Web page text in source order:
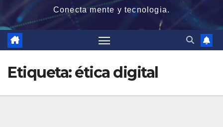
Conecta mente y tecnologia.
Etiqueta:ética digital